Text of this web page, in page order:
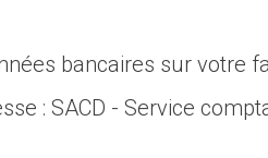
bancaires sur votre
: SACD - Service